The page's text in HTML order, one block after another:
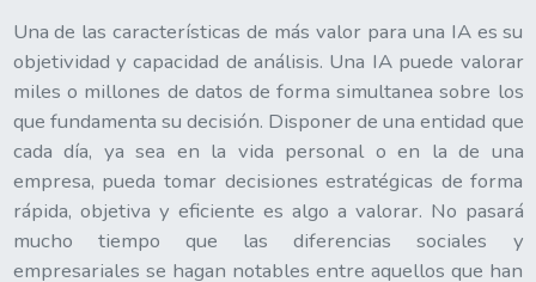
Una de las características de más valor para una IA es su
objetividad y capacidad de análisis. Una IA puede valorar
miles o millones de datos de forma simultanea sobre los
que fundamenta su decisión. Disponer de una entidad que
cada día, ya sea en la vida personal o en la de una
empresa, pueda tomar decisiones estratégicas de forma
rápida, objetiva y eficiente es algo a valorar. No pasará
mucho tiempo que las diferencias sociales y
empresariales se hagan notables entre aquellos que han